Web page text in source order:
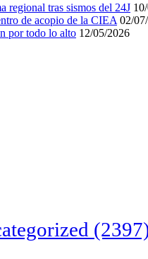
regional tras sismos del 24J
de acopio de la CIEA 02/
por todo lo alto 12/05/2026